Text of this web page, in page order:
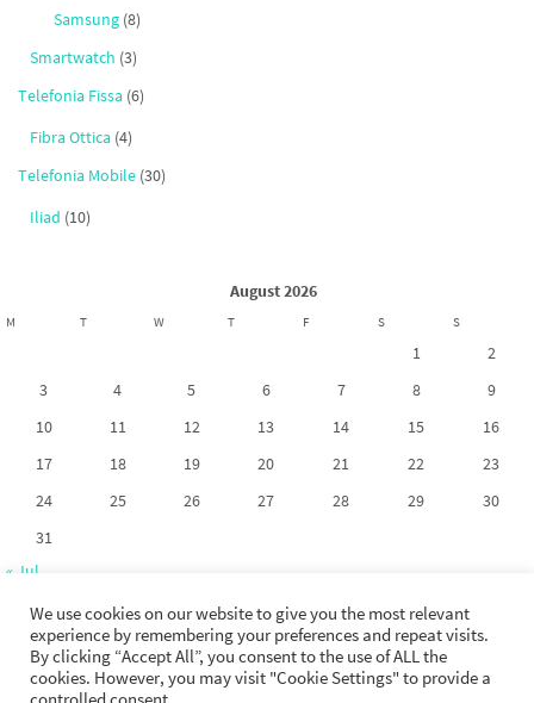
Samsung (8)
Smartwatch (3)
Telefonia Fissa (6)
Fibra Ottica (4)
Telefonia Mobile (30)
Iliad (10)
August 2026
M T W T F S S
1
2
3
4 5 6 7 8
9
10
11 12 13 14 15
16
17
18 19 20 21 22
23
24
25 26 27 28 29
30
31
« Jul
Copyright 2017-2026. La riproduzione dei contenuti di questo sito non è
We use cookies on our website to give you the most relevant
experience by remembering your preferences and repeat visits.
By clicking “Accept All”, you consent to the use of ALL the
cookies. However, you may visit "Cookie Settings" to provide a